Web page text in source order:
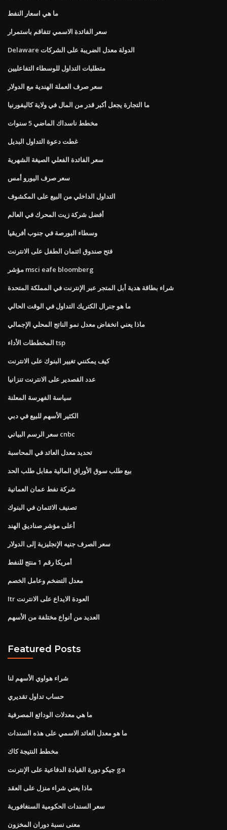
ما هي اسعار النفط
سعر الفائدة الاسمي تتفاقم باستمرار
Delaware الدولة معدل الضريبة على الشركات
متطلبات التداول للوسطاء التفاعليين
سعر صرف العملة الهندية مع الدولار
ما التجارة يجعل أكبر قدر من المال في ولاية كاليفورنيا
مخطط ناسداك الماضي 5 سنوات
غطت دعوة التداول البديل
سعر الفائدة الفعلي الصيغة الشهرية
سعر صرف اليورو أمس
التداول الداخلي من البيع على المكشوف
أفضل شركة زيت المحرك في العالم
وسطاء البورصة في جنوب أفريقيا
فتح صندوق ائتمان الطفل على الانترنت
مؤشر msci eafe bloomberg
شراء بطاقة هدية أبل المتجر عبر الإنترنت في المملكة المتحدة
ما هو جنرال الكتريك التداول في الوقت الحالي
ماذا يعني انخفاض معدل نمو الناتج المحلي الإجمالي
المخططات الأداء tsp
كيف يمكنني تغيير البنوك على الانترنت
عدد القصدير على الانترنت تنزانيا
سياسة الفهرسة المعلنة
الكثير الأسهم للبيع في دبي
سعر الرسم البياني cnbc
تحديد معدل العائد في المحاسبة
بيع طلب سوق الأوراق المالية مقابل طلب الحد
شركة نفط عمان العمانية
تصنيف الائتمان في البنوك
أعلى مؤشر صناديق الهند
سعر الصرف جنيه الإنجليزية إلى الدولار
أمريكا رقم 1 منتج للنفط
معدل التضخم وعامل الخصم
Itr العودة الايداع على الانترنت
العديد من أنواع مختلفة من الأسهم
Featured Posts
شراء هواوي الأسهم لنا
حساب تداول تقديري
ما هي معدلات الودائع المصرفية
ما هو معدل العائد الاسمي على هذه السندات
مخطط النتيجة كاك
جيكو دورة القيادة الدفاعية على الإنترنت ga
ماذا يعني شراء منزل على العقد
سعر السندات الحكومية السنغافورية
معنى نسبة دوران المخزون